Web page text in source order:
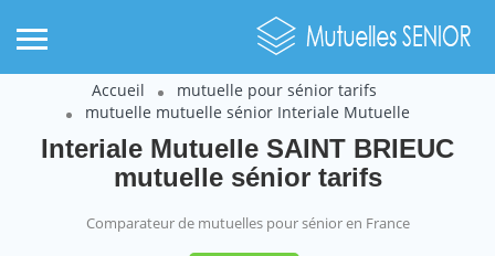
Accueil
mutuelle pour sénior tarifs
mutuelle mutuelle sénior Interiale Mutuelle
Interiale Mutuelle SAINT BRIEUC
mutuelle sénior tarifs
Comparateur de mutuelles pour sénior en France